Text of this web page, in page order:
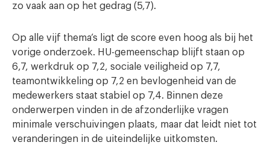
zo vaak aan op het gedrag (5,7).
Op alle vijf thema’s ligt de score even hoog als bij het
vorige onderzoek. HU-gemeenschap blijft staan op
6,7, werkdruk op 7,2, sociale veiligheid op 7,7,
teamontwikkeling op 7,2 en bevlogenheid van de
medewerkers staat stabiel op 7,4. Binnen deze
onderwerpen vinden in de afzonderlijke vragen
minimale verschuivingen plaats, maar dat leidt niet tot
veranderingen in de uiteindelijke uitkomsten.